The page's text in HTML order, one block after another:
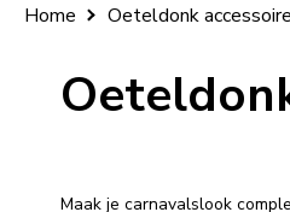
Home Oeteldonk
Maak je carnavalslook